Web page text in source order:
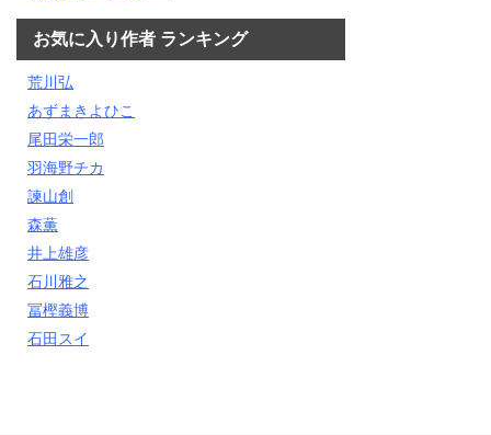
お気に入り作者 ランキング
荒川弘
あずまきよひこ
尾田栄一郎
羽海野チカ
諫山創
森薫
井上雄彦
石川雅之
冨樫義博
石田スイ